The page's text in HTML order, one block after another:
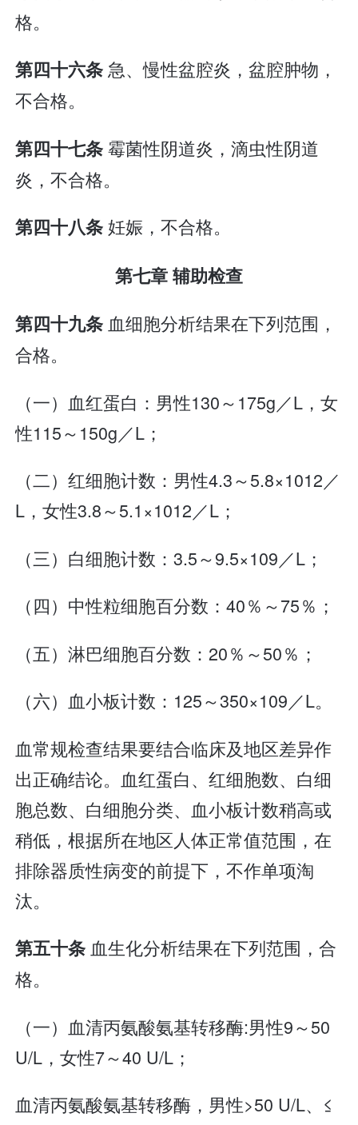
格。
第四十六条急、慢性盆腔炎，盆腔肿物，
不合格。
第四十七条霉菌性阴道炎，滴虫性阴道
炎，不合格。
第四十八条妊娠，不合格。
第七章 辅助检查
第四十九条血细胞分析结果在下列范围，
合格。
（一）血红蛋白：男性130～175g／L，女
性115～150g／L；
（二）红细胞计数：男性4.3～5.8×1012／
L，女性3.8～5.1×1012／L；
（三）白细胞计数：3.5～9.5×109／L；
（四）中性粒细胞百分数：40％～75％；
（五）淋巴细胞百分数：20％～50％；
（六）血小板计数：125～350×109／L。
血常规检查结果要结合临床及地区差异作
出正确结论。血红蛋白、红细胞数、白细
胞总数、白细胞分类、血小板计数稍高或
稍低，根据所在地区人体正常值范围，在
排除器质性病变的前提下，不作单项淘
汰。
第五十条血生化分析结果在下列范围，合
格。
（一）血清丙氨酸氨基转移酶:男性9～50
U/L，女性7～40 U/L；
血清丙氨酸氨基转移酶，男性>50 U/L、≤